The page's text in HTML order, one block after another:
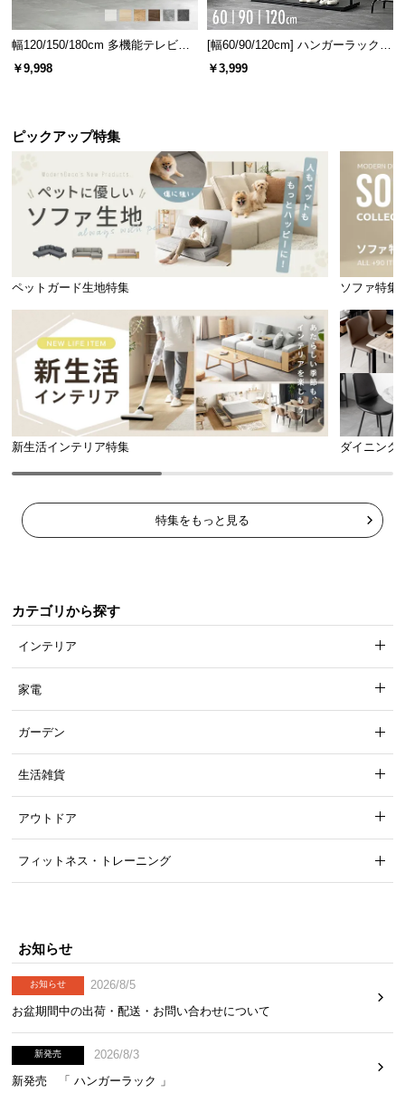
幅120/150/180cm 多機能テレビボ
ード 木目/石目調 オープン収納・
引き出し収納付き
￥9,998
[幅60/90/120cm] ハンガーラック
スチール 4段階高さ調節 サイドフ
ック オープンラック シンプル
￥3,999
ピックアップ特集
ペットガード生地特集 ソファ特集
新生活インテリア特集 ダイニング
特集をもっと見る
カテゴリから探す
インテリア
家電
ガーデン
生活雑貨
アウトドア
フィットネス・トレーニング
お知らせ
お知らせ
2026/8/5
お盆期間中の出荷・配送・お問い合わせについて
新発売
2026/8/3
新発売 「 ハンガーラック 」